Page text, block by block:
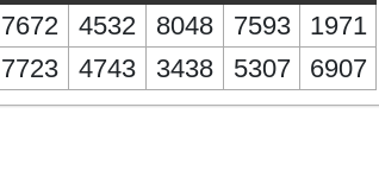
7672 4532 8048 7593
1971
7723
4743 3438 5307 6907